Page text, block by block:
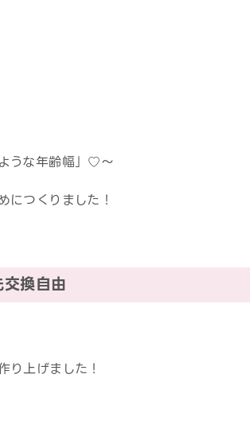
うな年齢幅」♡～
つくりました！
換自由
り上げました！